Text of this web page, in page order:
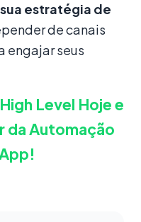
estratégia de
de canais
engajar seus
Level Hoje e
da Automação